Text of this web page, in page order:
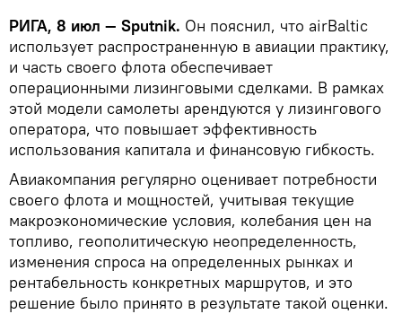
РИГА, 8 июл — Sputnik. Он пояснил, что airBaltic
использует распространенную в авиации практику,
и часть своего флота обеспечивает
операционными лизинговыми сделками. В рамках
этой модели самолеты арендуются у лизингового
оператора, что повышает эффективность
использования капитала и финансовую гибкость.
Авиакомпания регулярно оценивает потребности
своего флота и мощностей, учитывая текущие
макроэкономические условия, колебания цен на
топливо, геополитическую неопределенность,
изменения спроса на определенных рынках и
рентабельность конкретных маршрутов, и это
решение было принято в результате такой оценки.